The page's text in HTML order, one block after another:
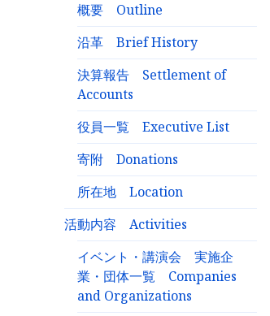
概要 Outline
沿革 Brief History
決算報告 Settlement of
Accounts
役員一覧 Executive List
寄附 Donations
所在地 Location
活動内容 Activities
イベント・講演会 実施企
業・団体一覧 Companies
and Organizations